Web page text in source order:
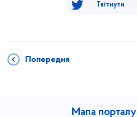
Твітнути
Попередня
Мапа порталу